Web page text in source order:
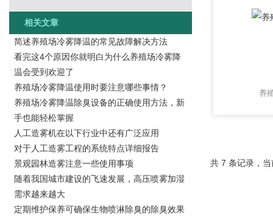
养
共 7 条记录，
相关文章
简述养殖场冷雾降温的常见故障解决方法
看完这4个原因你就明白为什么养殖场冷雾降
温会受到欢迎了
养殖场冷雾降温使用时要注意哪些事情？
养殖场冷雾降温除臭设备的正确使用方法，新
手也能轻松掌握
人工造雾机在以下行业中还有广泛应用
对于人工造雾工程的系统特点详细报告
景观园林造雾注意一些使用事项
随着我国城市建设的飞速发展，高压喷雾加湿
需求越来越大
定期维护保养可确保生物喷淋除臭的除臭效果